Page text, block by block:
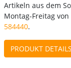
Artikeln aus dem
Montag-Freitag
584440.
PRODUKT DETAILS